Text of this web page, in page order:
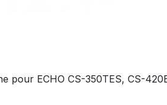
pour ECHO CS-350TES, CS-